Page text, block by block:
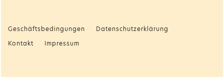
Geschäftsbedingungen
Datenschutzerklärung
Kontakt
Impressum